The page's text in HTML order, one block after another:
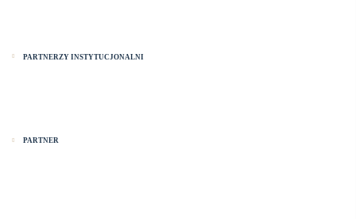
PARTNERZY INSTYTUCJONALNI
PARTNER